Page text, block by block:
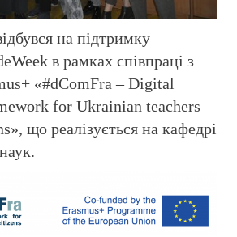
на підтримку
в рамках співпраці з
«#dComFra – Digital
for Ukrainian teachers
що реалізується на кафедрі